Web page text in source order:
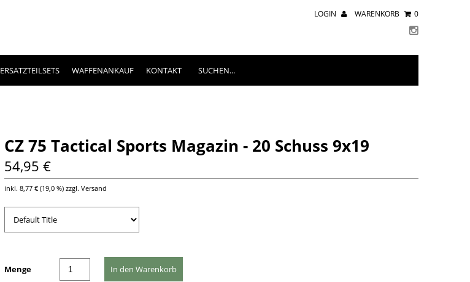
LOGIN WARENKORB 0
ERSATZTEILSETS WAFFENANKAUF KONTAKT
CZ 75 Tactical Sports Magazin - 20 Schuss 9x19
54,95 €
inkl. 8,77 €(19,0 %) zzgl. Versand
Menge